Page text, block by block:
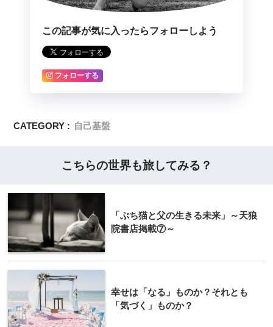
この記事が気に入ったらフォローしよう
フォローする
CATEGORY : 自己基盤
こちらの世界も旅してみる？
「ぶち猫と父の生きる未来」～天狼
院書店掲載⑦～
幸せは「なる」ものか？それとも
「気づく」ものか？